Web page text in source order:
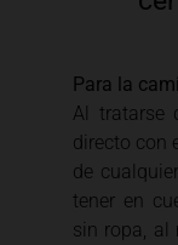
Para la
Al tratarse
directo con
de
tener en
sin ropa, al